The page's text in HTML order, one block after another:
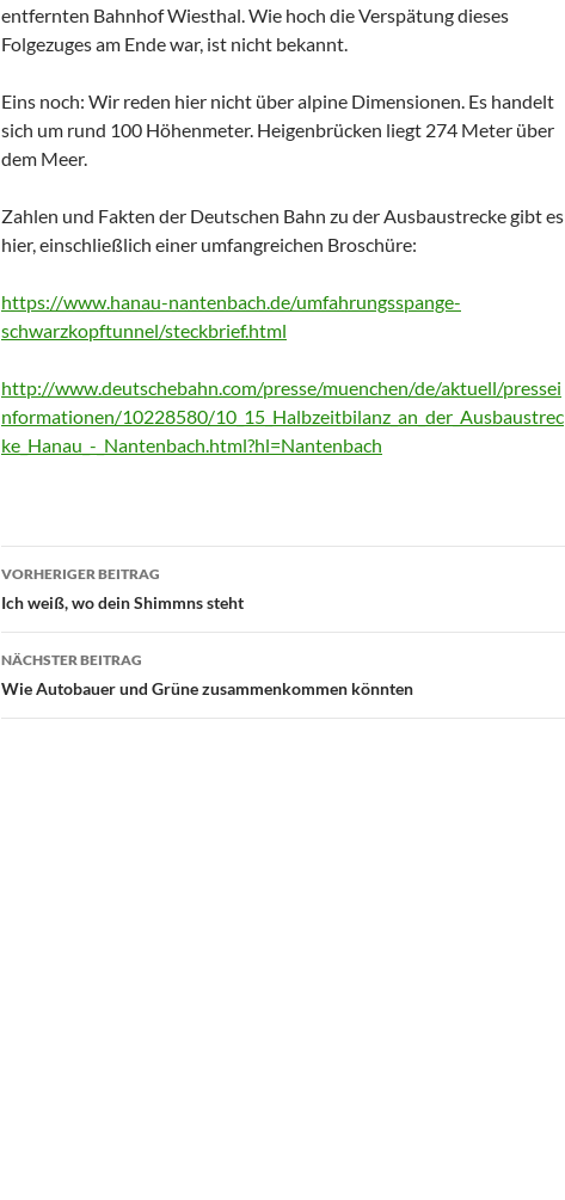
entfernten Bahnhof Wiesthal. Wie hoch die Verspätung dieses
Folgezuges am Ende war, ist nicht bekannt.
Eins noch: Wir reden hier nicht über alpine Dimensionen. Es handelt
sich um rund 100 Höhenmeter. Heigenbrücken liegt 274 Meter über
dem Meer.
Zahlen und Fakten der Deutschen Bahn zu der Ausbaustrecke gibt es
hier, einschließlich einer umfangreichen Broschüre:
https://www.hanau-nantenbach.de/umfahrungsspange-
schwarzkopftunnel/steckbrief.html
http://www.deutschebahn.com/presse/muenchen/de/aktuell/pressei
nformationen/10228580/10_15_Halbzeitbilanz_an_der_Ausbaustrec
ke_Hanau_-_Nantenbach.html?hl=Nantenbach
Beitragsnavigation
VORHERIGER BEITRAG
Ich weiß, wo dein Shimmns steht
NÄCHSTER BEITRAG
Wie Autobauer und Grüne zusammenkommen könnten